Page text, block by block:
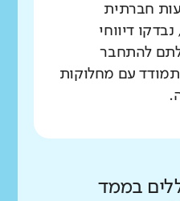
חברתית
דיווחי
להתחבר
עם מחלוקות
בממד